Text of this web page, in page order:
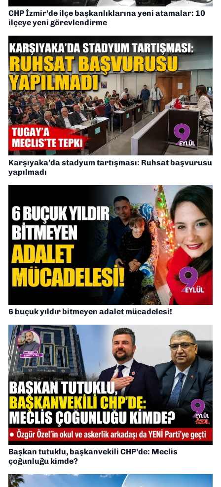
CHP İzmir’de ilçe başkanlıklarına yeni atamalar: 10
ilçeye yeni görevlendirme
Karşıyaka’da stadyum tartışması: Ruhsat başvurusu
yapılmadı
6 buçuk yıldır bitmeyen adalet mücadelesi!
Başkan tutuklu, başkanvekili CHP’de: Meclis
çoğunluğu kimde?